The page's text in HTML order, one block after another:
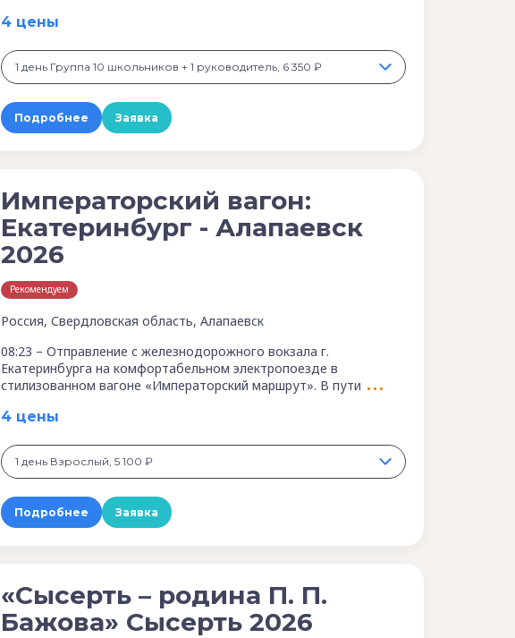
4 цены
1 день Группа 10 школьников + 1 руководитель, 6 350 ₽
Подробнее Заявка
Императорский вагон:
Екатеринбург - Алапаевск
2026
Рекомендуем
Россия, Свердловская область, Алапаевск
08:23 – Отправление с железнодорожного вокзала г.
Екатеринбурга на комфортабельном электропоезде в
стилизованном вагоне «Императорский маршрут». В пути
4 цены
1 день Взрослый, 5 100 ₽
Подробнее Заявка
«Сысерть – родина П. П.
Бажова» Сысерть 2026